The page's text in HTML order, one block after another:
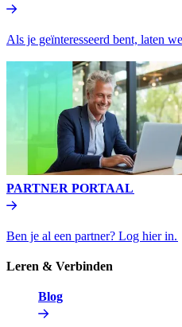
Als je geïnteresseerd bent, laten
PARTNER PORTAAL​​
Ben je al een partner? Log hier in.​​
Leren & Verbinden​​
Blog​​